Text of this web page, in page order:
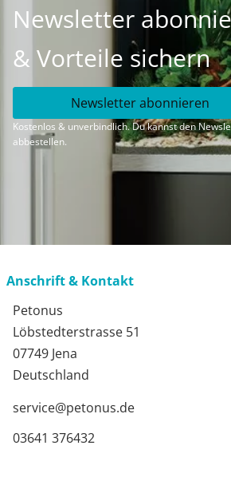
Newsletter
& Vorteile sichern
Newsletter abonnieren
Kostenlos & unverbindlich. Du kannst den
abbestellen.
Anschrift & Kontakt
Petonus
Löbstedterstrasse 51
07749 Jena
Deutschland
service@petonus.de
03641 376432